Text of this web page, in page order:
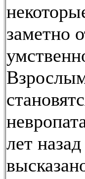
заметно
лет